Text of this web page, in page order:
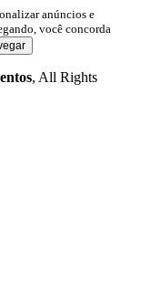
anúncios e
você concorda
, All Rights